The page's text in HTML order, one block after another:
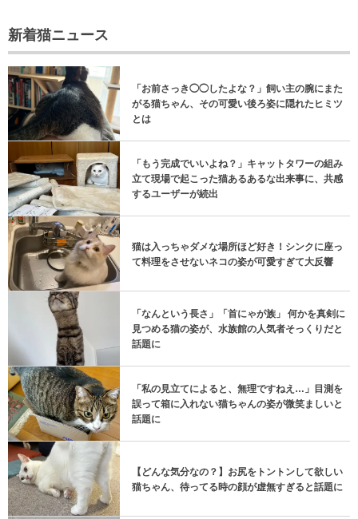
新着猫ニュース
「お前さっき◯◯したよな？」飼い主の腕にまた
がる猫ちゃん、その可愛い後ろ姿に隠れたヒミツ
とは
「もう完成でいいよね？」キャットタワーの組み
立て現場で起こった猫あるあるな出来事に、共感
するユーザーが続出
猫は入っちゃダメな場所ほど好き！シンクに座っ
て料理をさせないネコの姿が可愛すぎて大反響
「なんという長さ」「首にゃが族」 何かを真剣に
見つめる猫の姿が、水族館の人気者そっくりだと
話題に
「私の見立てによると、無理ですねえ…」目測を
誤って箱に入れない猫ちゃんの姿が微笑ましいと
話題に
【どんな気分なの？】お尻をトントンして欲しい
猫ちゃん、待ってる時の顔が虚無すぎると話題に